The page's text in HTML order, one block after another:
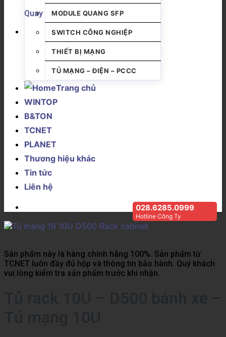
Quay trở lại cửa hàng
MODULE QUANG SFP
SWITCH CÔNG NGHIỆP
THIẾT BỊ MẠNG
TỦ MẠNG – ĐIỆN – PCCC
Trang chủ
WINTOP
B&TON
TCNET
PLANET
Thương hiệu khác
Tin tức
Liên hệ
028.6285.0999
Hotline Công Ty
Sản phẩm này là hàng chính hãng 100%. Sản phẩm từ
TCNET luôn đầy đủ hộp và thông tin bảo hành. Quý khách
vui lòng kiểm tra sản phẩm trước khi nhận.